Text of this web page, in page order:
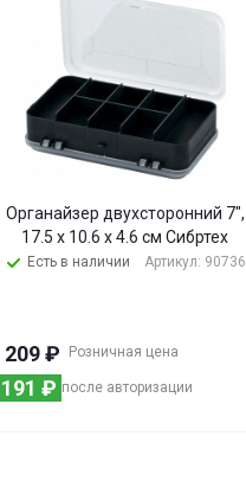
Органайзер двухсторонний 7",
17.5 х 10.6 х 4.6 см Сибртех
Есть в наличии Артикул: 90736
Розничная цена
209₽
после авторизации
191 ₽